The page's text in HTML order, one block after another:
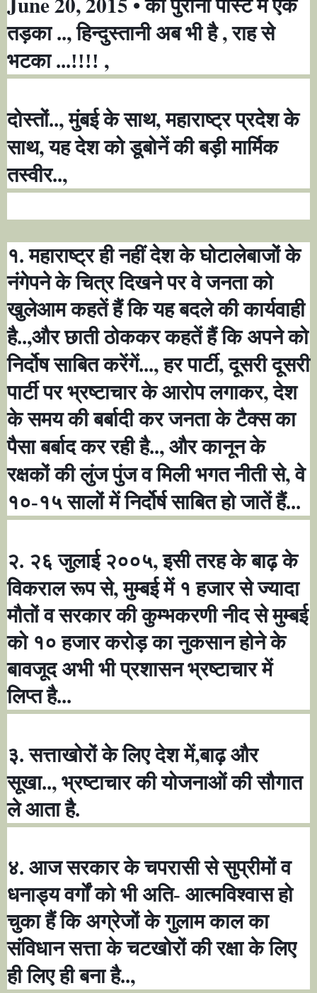
की पुरानी पोस्ट में एक
तड़का ..,हिन्दुस्तानी अब भी है,राह से
भटका ...!!!! ,
दोस्तों..,मुंबई के साथ,महाराष्ट्र प्रदेश के
साथ,यह देश को डूबोनें की बड़ी मार्मिक
तस्वीर..,
१. महाराष्ट्र ही नहीं देश के घोटालेबाजों के
नंगेपने के चित्र दिखने पर वे जनता को
खुलेआम कहतें हैं कि यह बदले की कार्यवाही
है..,और छाती ठोककर कहतें हैं कि अपने को
निर्दोष साबित करेंगें...,हर पार्टी,दूसरी दूसरी
पार्टी पर भ्रष्टाचार के आरोप लगाकर,देश
के समय की बर्बादी कर जनता के टैक्स का
पैसा बर्बाद कर रही है.., और कानून के
रक्षकों की लुंज पुंज व मिली भगत नीती से,वे
१०-१५ सालों में निर्दोर्ष साबित हो जातें हैं...
२. २६ जुलाई २००५,इसी तरह के बाढ़ के
विकराल रूप से,मुम्बई में १ हजार से ज्यादा
मौतों व सरकार की कुम्भकरणी नीद से मुम्बई
को १० हजार करोड़ का नुकसान होने के
बावजूद अभी भी प्रशासन भ्रष्टाचार में
लिप्त है...
३. सत्ताखोरों के लिए देश में,बाढ़ और
सूखा.., भ्रष्टाचार की योजनाओं की सौगात
ले आता है.
४. आज सरकार के चपरासी से सुप्रीमों व
धनाड्य वर्गों को भी अति- आत्मविश्वास हो
चुका हैं कि अग्रेजों के गुलाम काल का
संविधान सत्ता के चटखोरों की रक्षा के लिए
ही लिए ही बना है..,